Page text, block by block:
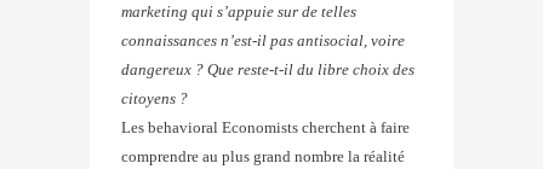
marketing qui s’appuie sur de telles
connaissances n’est-il pas antisocial, voire
dangereux ? Que reste-t-il du libre choix des
citoyens ?
Les behavioral Economists cherchent à faire
comprendre au plus grand nombre la réalité